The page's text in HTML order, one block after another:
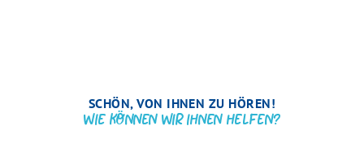
SCHÖN, VON IHNEN ZU HÖREN!
WIE KÖNNEN WIR IHNEN HELFEN?